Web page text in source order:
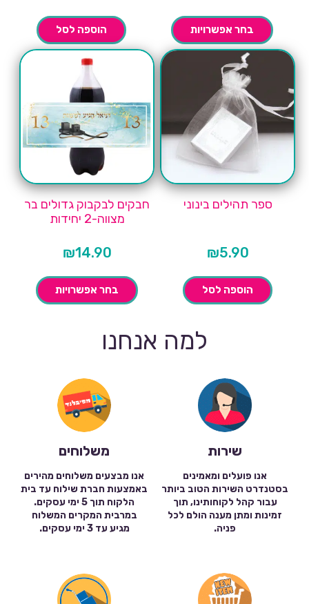
בחר אפשרויות הוספה לסל
ספר תהילים בינוני
₪5.90
הוספה לסל
חבקים לבקבוק גדולים בר
מצווה-2 יחידות
₪14.90
בחר אפשרויות
למה אנחנו
שירות
אנו פועלים ומאמינים
בסטנדרט השירות הטוב ביותר
עבור קהל לקוחותינו, תוך
זמינות ומתן מענה הולם לכל
פניה.
משלוחים
אנו מבצעים משלוחים מהירים
באמצעות חברת שילוח עד בית
הלקוח תוך 5 ימי עסקים.
במרבית המקרים המשלוח
מגיע עד 3 ימי עסקים.